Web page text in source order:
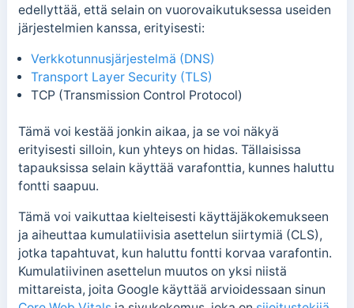
edellyttää, että selain on vuorovaikutuksessa useiden
järjestelmien kanssa, erityisesti:
Verkkotunnusjärjestelmä (DNS)
Transport Layer Security (TLS)
TCP (Transmission Control Protocol)
Tämä voi kestää jonkin aikaa, ja se voi näkyä
erityisesti silloin, kun yhteys on hidas. Tällaisissa
tapauksissa selain käyttää varafonttia, kunnes haluttu
fontti saapuu.
Tämä voi vaikuttaa kielteisesti käyttäjäkokemukseen
ja aiheuttaa kumulatiivisia asettelun siirtymiä (CLS),
jotka tapahtuvat, kun haluttu fontti korvaa varafontin.
Kumulatiivinen asettelun muutos on yksi niistä
mittareista, joita Google käyttää arvioidessaan sinun